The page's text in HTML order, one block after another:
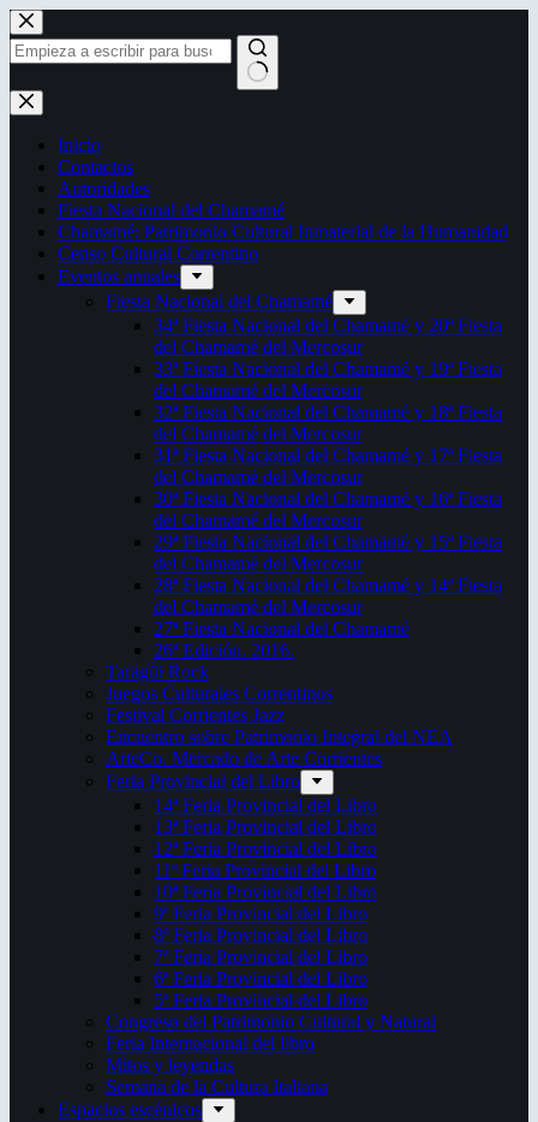
Saltar
al
contenido
Sin
resultados
Inicio
Contactos
Autoridades
Fiesta Nacional del Chamamé
Chamamé: Patrimonio Cultural Inmaterial de la Humanidad
Censo Cultural Correntino
Eventos anuales
Fiesta Nacional del Chamamé
34ª Fiesta Nacional del Chamamé y 20ª Fiesta
del Chamamé del Mercosur
33ª Fiesta Nacional del Chamamé y 19ª Fiesta
del Chamamé del Mercosur
32ª Fiesta Nacional del Chamamé y 18ª Fiesta
del Chamamé del Mercosur
31ª Fiesta Nacional del Chamamé y 17ª Fiesta
del Chamamé del Mercosur
30ª Fiesta Nacional del Chamamé y 16ª Fiesta
del Chamamé del Mercosur
29ª Fiesta Nacional del Chamamé y 15ª Fiesta
del Chamamé del Mercosur
28ª Fiesta Nacional del Chamamé y 14ª Fiesta
del Chamamé del Mercosur
27ª Fiesta Nacional del Chamamé
26ª Edición. 2016.
Taragüi Rock
Juegos Culturales Correntinos
Festival Corrientes Jazz
Encuentro sobre Patrimonio Integral del NEA
ArteCo. Mercado de Arte Corrientes
Feria Provincial del Libro
14ª Feria Provincial del Libro
13ª Feria Provincial del Libro
12ª Feria Provincial del Libro
11ª Feria Provincial del Libro
10ª Feria Provincial del Libro
9ª Feria Provincial del Libro
8ª Feria Provincial del Libro
7ª Feria Provincial del Libro
6ª Feria Provincial del Libro
5ª Feria Provincial del Libro
Congreso del Patrimonio Cultural y Natural
Feria Internacional del libro
Mitos y leyendas
Semana de la Cultura Italiana
Espacios escénicos